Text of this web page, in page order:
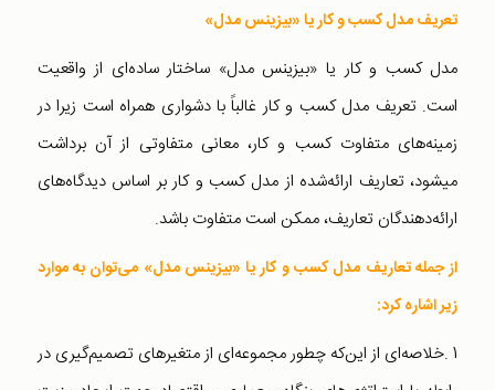
تعريف مدل کسب و کار یا «بیزینس مدل»
مدل کسب و کار یا «بیزینس مدل» ساختار ساده‌ای از واقعيت
است. تعريف مدل کسب‌ و کار غالباً با دشواری همراه است زيرا در
زمينه‌های متفاوت کسب‌ و کار، معانی متفاوتی از آن برداشت
میشود، تعاريف ارائه‌شده از مدل کسب‌ و کار بر اساس ديدگاه‌های
ارائه‌دهندگان تعاريف، ممکن است متفاوت باشد.
از جمله تعاريف مدل کسب و کار یا «بیزینس مدل» می‌توان به موارد
زير اشاره کرد:
1 .خلاصه‌ای از اين‌که چطور مجموعه‌ای از متغيرهای تصميم‌گيری در